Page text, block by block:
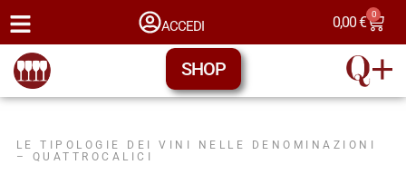
ACCEDI 0,00€ 0
SHOP
LE TIPOLOGIE DEI VINI NELLE DENOMINAZIONI
– QUATTROCALICI